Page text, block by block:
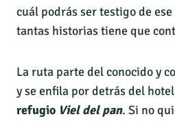
cuál podrás ser testigo de
tantas historias tiene que
La ruta parte del conocido y
y se enfila por detrás del hotel
refugio Viel del pan. Si no